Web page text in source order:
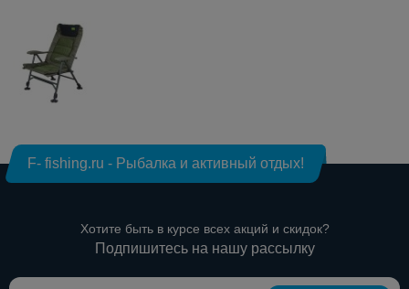
F- fishing.ru - Рыбалка и активный отдых!
Хотите быть в курсе всех акций и скидок?
Подпишитесь на нашу рассылку